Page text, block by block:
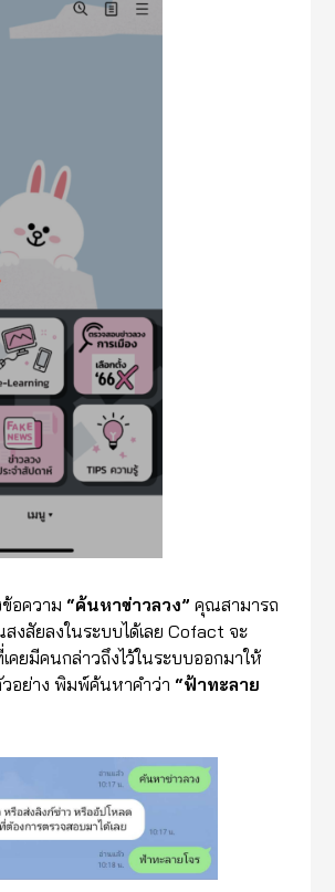
อความ “ค้นหาข่าวลวง” คุณสามารถ
งสัยลงในระบบได้เลย Cofact จะ
คยมีคนกล่าวถึงไว้ในระบบออกมาให้
อย่าง พิมพ์ค้นหาคำว่า “ฟ้าทะลาย